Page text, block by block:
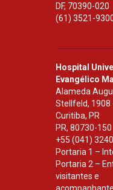
DF, 70390-020
(61) 3521-
Hospital
Evangélico
Alameda
Stellfeld, 1908
Curitiba, PR
PR, 80730-150
+55 (041)
Portaria 1 –
Portaria 2 –
visitantes e